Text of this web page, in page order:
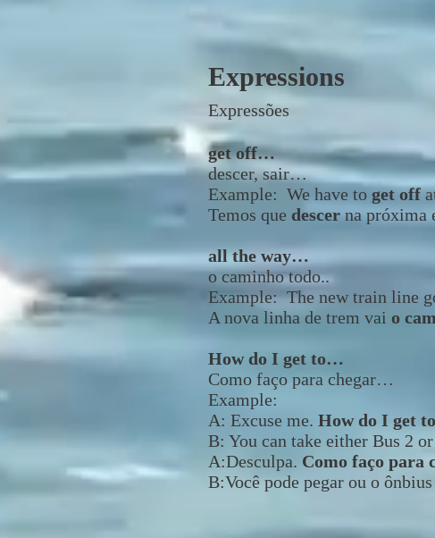
Expressions
Expressões
get off…
descer, sair…
Example: We have to get off
Temos que descer na próxima
all the way…
o caminho todo..
Example: The new train line
A nova linha de trem vai o
How do I get to…
Como faço para chegar…
Example:
A: Excuse me. How do I get to
B: You can take either Bus 2
A:Desculpa. Como faço para
B:Você pode pegar ou o